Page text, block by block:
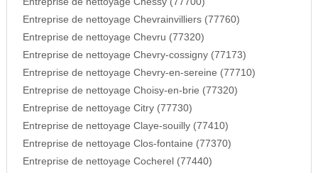
Entreprise de nettoyage Chevrainvilliers (77760)
Entreprise de nettoyage Chevru (77320)
Entreprise de nettoyage Chevry-cossigny (77173)
Entreprise de nettoyage Chevry-en-sereine (77710)
Entreprise de nettoyage Choisy-en-brie (77320)
Entreprise de nettoyage Citry (77730)
Entreprise de nettoyage Claye-souilly (77410)
Entreprise de nettoyage Clos-fontaine (77370)
Entreprise de nettoyage Cocherel (77440)